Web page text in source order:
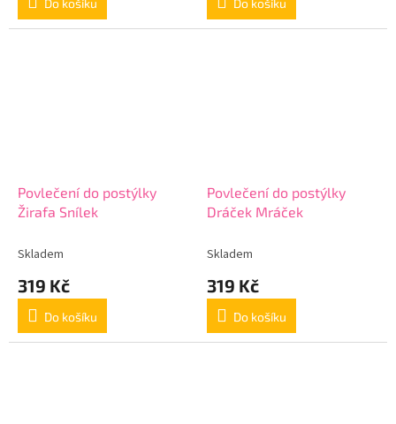
Povlečení do postýlky
Žirafa Snílek
Skladem
319 Kč
Do košíku
Povlečení do postýlky
Dráček Mráček
Skladem
319 Kč
Do košíku